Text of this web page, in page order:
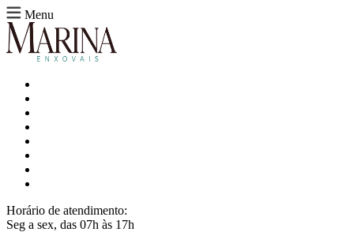
Menu
Horário de atendimento:
Seg a sex, das 07h às 17h